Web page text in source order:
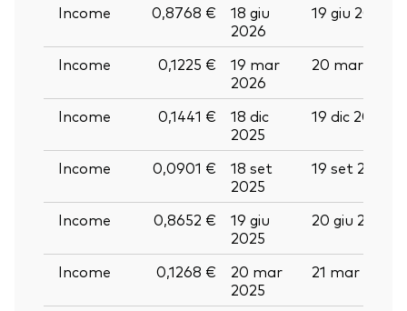
Income
0,8768 €
18 giu
2026
19 giu 2026
Income 0,1225 €
19 mar
2026
20 mar 2026
Income 0,1441 €
18 dic
2025
19 dic 2025
Income 0,0901 €
18 set
2025
19 set 2025
Income 0,8652 €
19 giu
2025
20 giu 2025
Income 0,1268 €
20 mar
2025
21 mar 2025